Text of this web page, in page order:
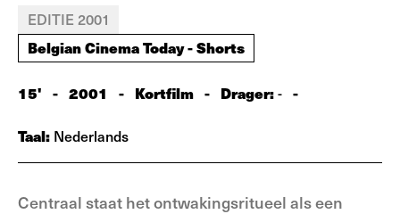
EDITIE 2001
Belgian Cinema Today - Shorts
15' - 2001 - Kortfilm - Drager:- -
Taal: Nederlands
Centraal staat het ontwakingsritueel als een